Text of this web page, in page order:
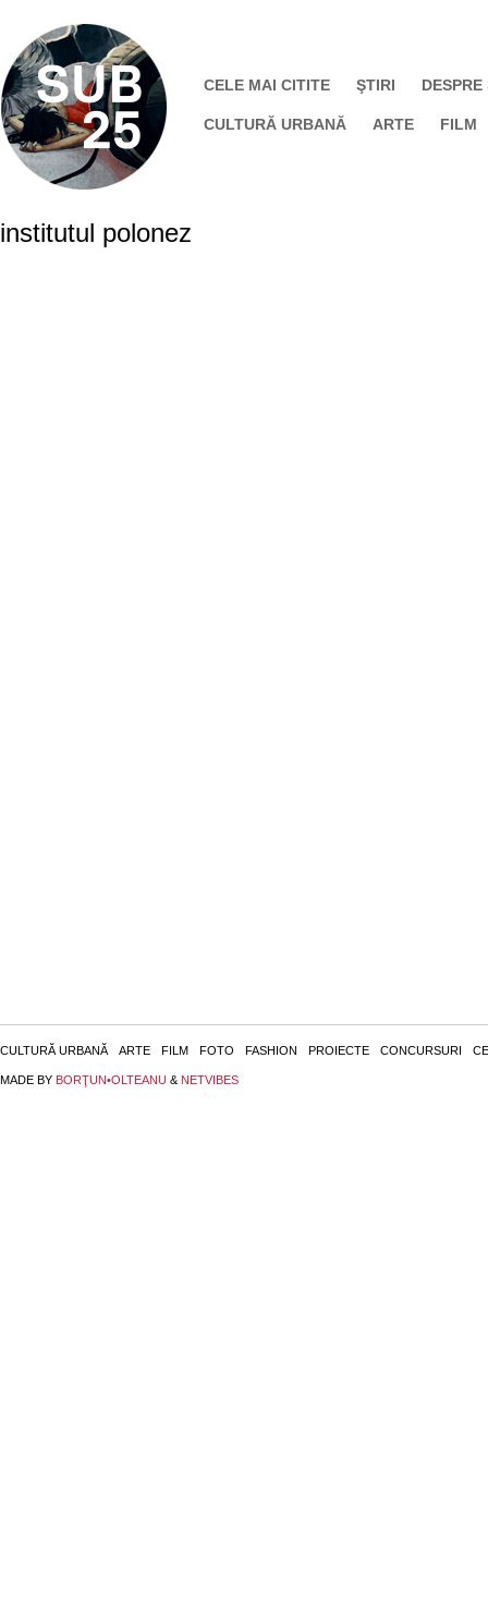
CELE MAI CITITE ŞTIRI DESPRE
CULTURĂ URBANĂ ARTE FILM
institutul polonez
CULTURĂ URBANĂ ARTE FILM FOTO FASHION PROIECTE CONCURSURI
MADE BY BORŢUN•OLTEANU & NETVIBES